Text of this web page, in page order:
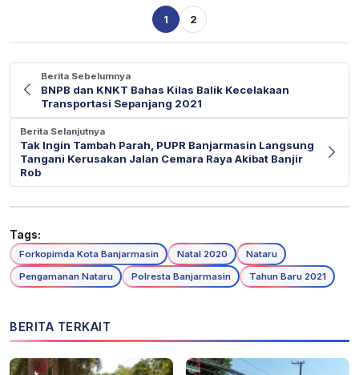
1 2
Berita Sebelumnya
BNPB dan KNKT Bahas Kilas Balik Kecelakaan
Transportasi Sepanjang 2021
Berita Selanjutnya
Tak Ingin Tambah Parah, PUPR Banjarmasin Langsung
Tangani Kerusakan Jalan Cemara Raya Akibat Banjir
Rob
Tags:
Forkopimda Kota Banjarmasin Natal 2020
Nataru
Pengamanan Nataru
Polresta Banjarmasin Tahun Baru 2021
BERITA TERKAIT